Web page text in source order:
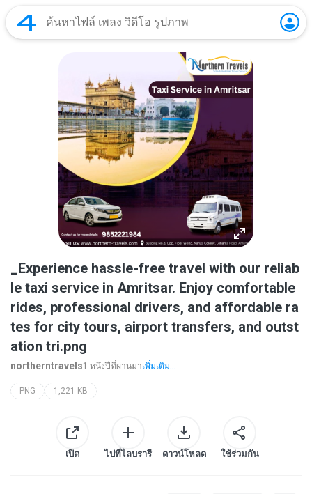
_Experience hassle-free travel with our reliab
le taxi service in Amritsar. Enjoy comfortable
rides, professional drivers, and affordable ra
tes for city tours, airport transfers, and outst
ation tri.png
northerntravels1 หนึ่งปีที่ผ่านมาเพิ่มเติม...
PNG 1,221 KB
เปิด ไปที่ไลบรารี ดาวน์โหลด ใช้ร่วมกัน